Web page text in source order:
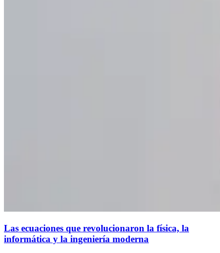
Las ecuaciones que revolucionaron la física, la
informática y la ingeniería moderna